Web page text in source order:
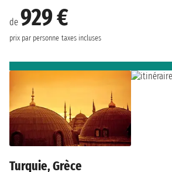
de 929 €
prix par personne taxes incluses
Turquie, Grèce